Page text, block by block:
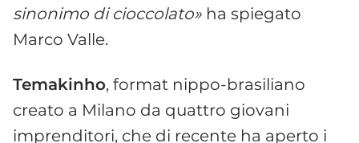
sinonimo di cioccolato» ha spiegato
Marco Valle.
Temakinho, format nippo-brasiliano
creato a Milano da quattro giovani
imprenditori, che di recente ha aperto i